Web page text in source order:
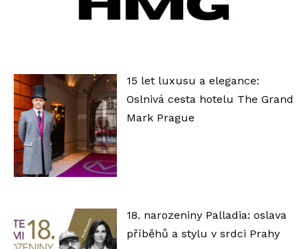
č
15 let luxusu a elegance:
Oslnivá cesta hotelu The Grand
Mark Prague
18. narozeniny Palladia: oslava
příběhů a stylu v srdci Prahy